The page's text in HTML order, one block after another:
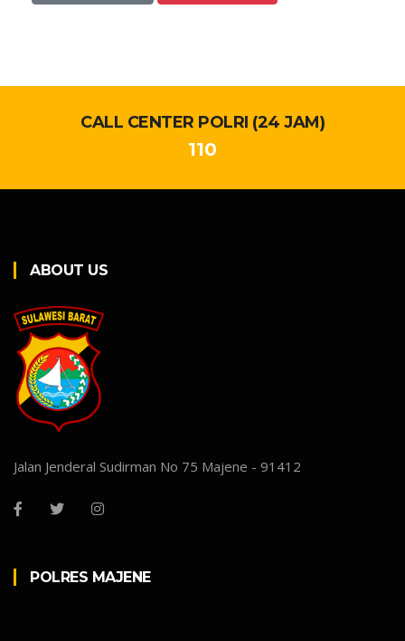
CALL CENTER POLRI (24 JAM)
110
ABOUT US
Jalan Jenderal Sudirman No 75 Majene - 91412
POLRES MAJENE